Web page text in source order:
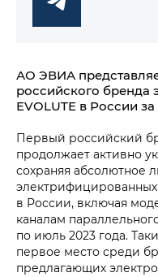
АО ЭВИА
российского бренда
EVOLUTE в России
Первый российский
продолжает активно
сохраняя абсолютное
в России, включая
каналам
по июль 2023 года.
первое место среди
предлагающих